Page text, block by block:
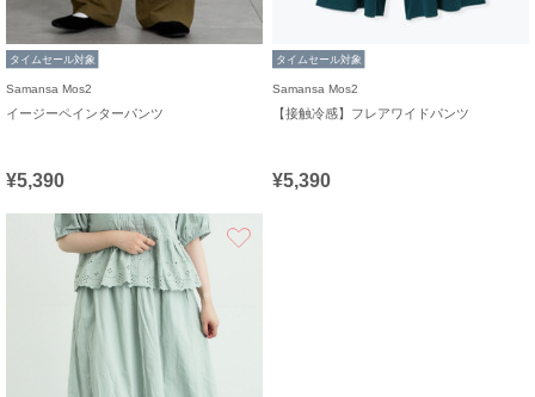
タイムセール対象
Samansa Mos2
イージーペインターパンツ
¥5,390
タイムセール対象
Samansa Mos2
【接触冷感】フレアワイドパンツ
¥5,390